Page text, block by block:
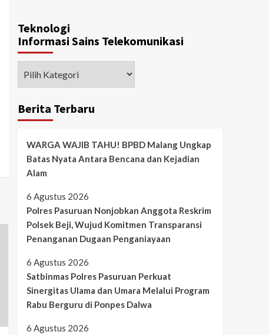
Teknologi
Informasi Sains Telekomunikasi
Berita Terbaru
WARGA WAJIB TAHU! BPBD Malang Ungkap
Batas Nyata Antara Bencana dan Kejadian
Alam
6 Agustus 2026
Polres Pasuruan Nonjobkan Anggota Reskrim
Polsek Beji, Wujud Komitmen Transparansi
Penanganan Dugaan Penganiayaan
6 Agustus 2026
Satbinmas Polres Pasuruan Perkuat
Sinergitas Ulama dan Umara Melalui Program
Rabu Berguru di Ponpes Dalwa
6 Agustus 2026